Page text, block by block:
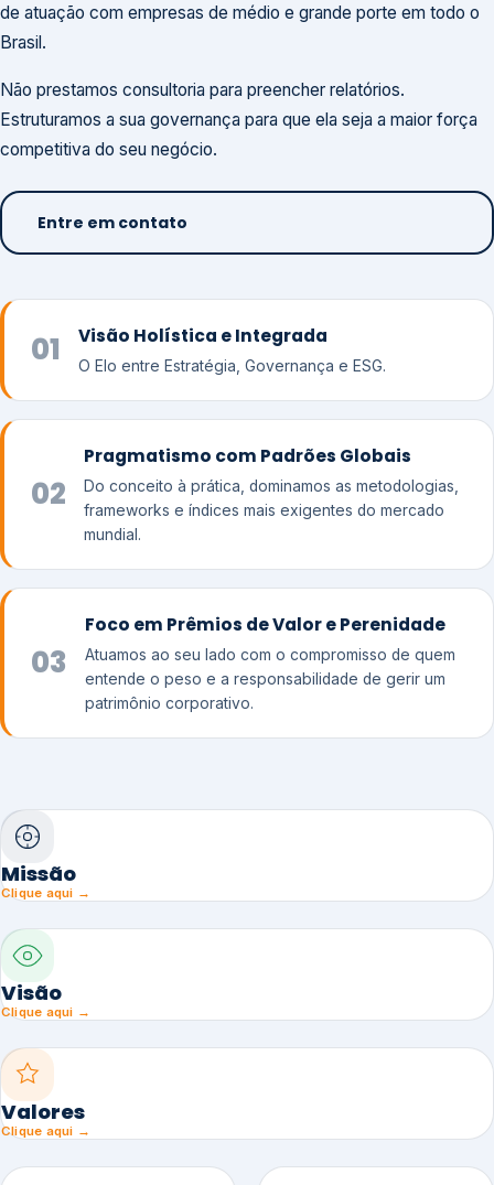
de atuação com empresas de médio e grande porte em todo o
Brasil.
Não prestamos consultoria para preencher relatórios.
Estruturamos a sua governança para que ela seja a maior força
competitiva do seu negócio.
Entre em contato
01 Visão Holística e Integrada
O Elo entre Estratégia, Governança e ESG.
02
Pragmatismo com Padrões Globais
Do conceito à prática, dominamos as metodologias,
frameworks e índices mais exigentes do mercado
mundial.
03
Foco em Prêmios de Valor e Perenidade
Atuamos ao seu lado com o compromisso de quem
entende o peso e a responsabilidade de gerir um
patrimônio corporativo.
Missão
Clique aqui →
Visão
Clique aqui →
Valores
Clique aqui →